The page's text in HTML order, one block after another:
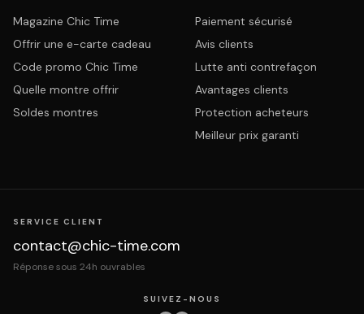
Magazine Chic Time
Offrir une e-carte cadeau
Code promo Chic Time
Quelle montre offrir
Soldes montres
Paiement sécurisé
Avis clients
Lutte anti contrefaçon
Avantages clients
Protection acheteurs
Meilleur prix garanti
SERVICE CLIENT
contact@chic-time.com
Réponse sous 24h ouvrables
SUIVEZ-NOUS